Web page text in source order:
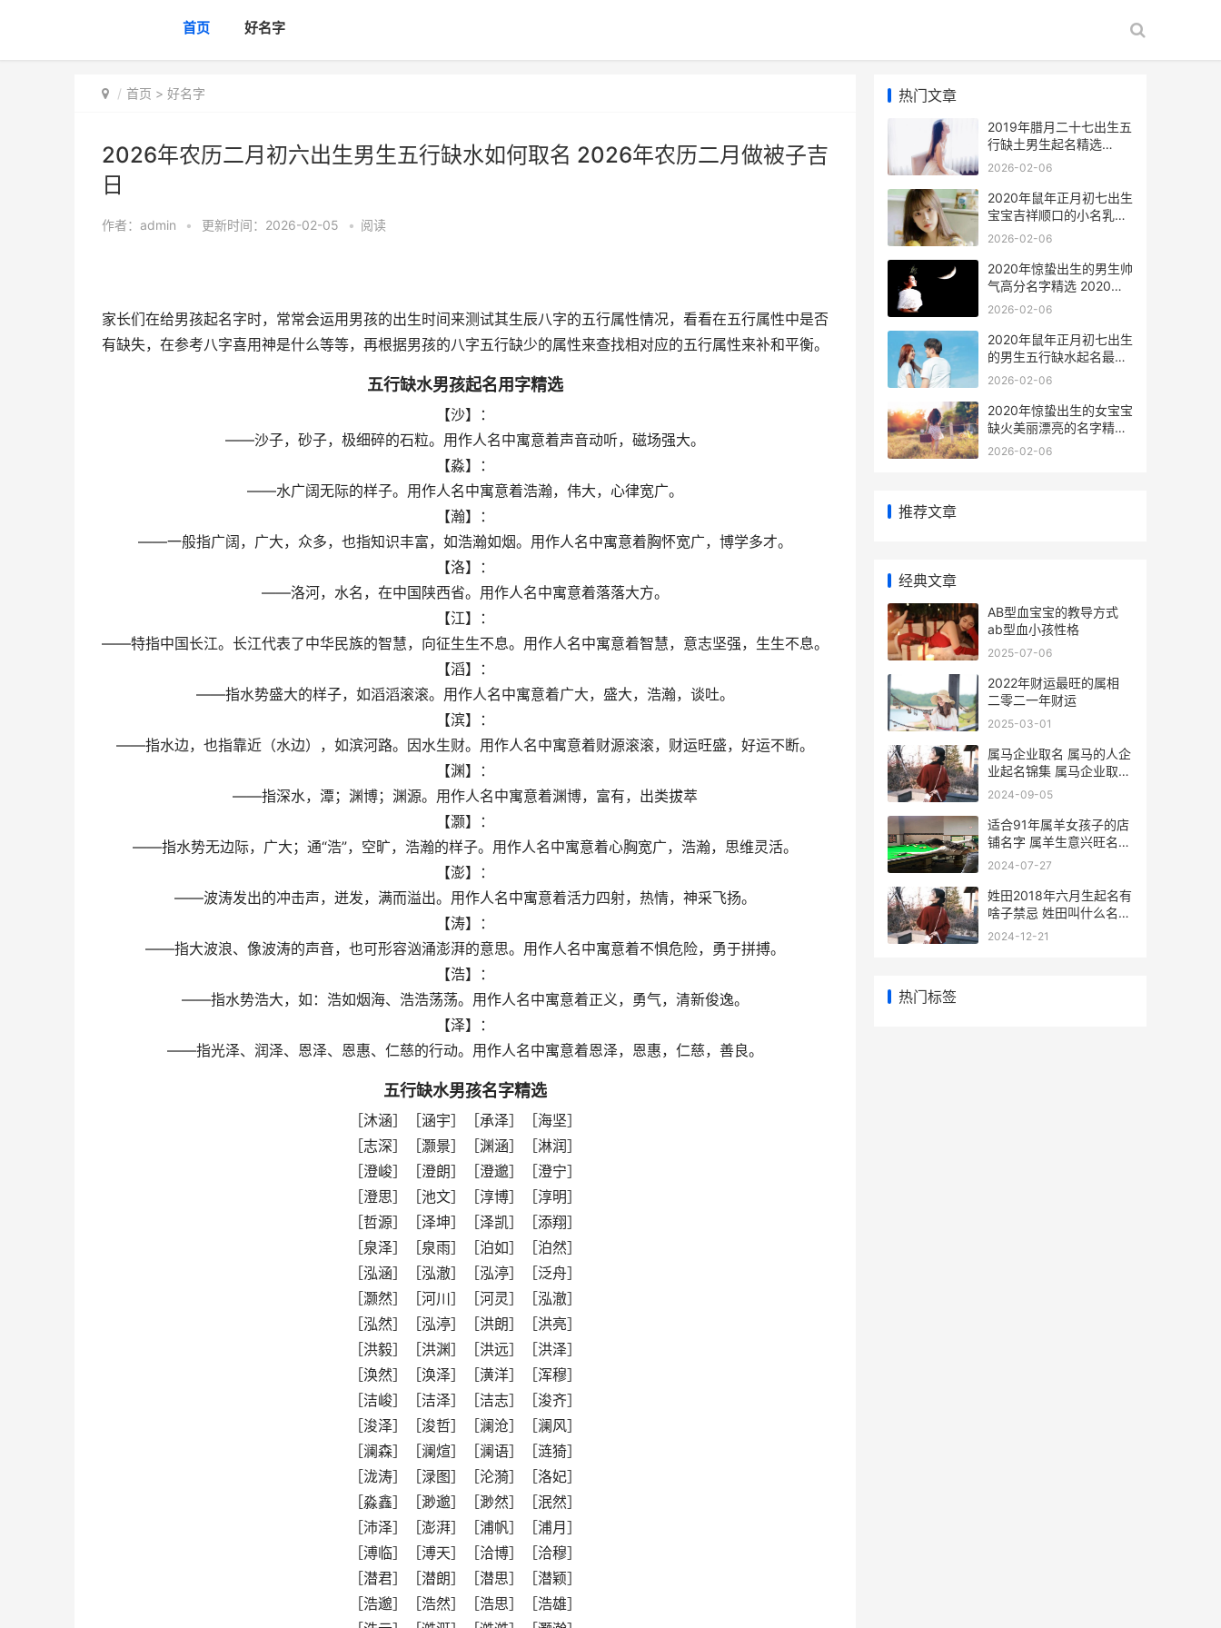
首页 好名字
首页 > 好名字
2026年农历二月初六出生男生五行缺水如何取名 2026年农历二月做被子吉
日
作者： admin • 更新时间：2026-02-05 • 阅读
家长们在给男孩起名字时，常常会运用男孩的出生时间来测试其生辰八字的五行属性情况，看看在五行属性中是否
有缺失，在参考八字喜用神是什么等等，再根据男孩的八字五行缺少的属性来查找相对应的五行属性来补和平衡。
五行缺水男孩起名用字精选
【沙】：
——沙子，砂子，极细碎的石粒。用作人名中寓意着声音动听，磁场强大。
【淼】：
——水广阔无际的样子。用作人名中寓意着浩瀚，伟大，心律宽广。
【瀚】：
——一般指广阔，广大，众多，也指知识丰富，如浩瀚如烟。用作人名中寓意着胸怀宽广，博学多才。
【洛】：
——洛河，水名，在中国陕西省。用作人名中寓意着落落大方。
【江】：
——特指中国长江。长江代表了中华民族的智慧，向征生生不息。用作人名中寓意着智慧，意志坚强，生生不息。
【滔】：
——指水势盛大的样子，如滔滔滚滚。用作人名中寓意着广大，盛大，浩瀚，谈吐。
【滨】：
——指水边，也指靠近（水边），如滨河路。因水生财。用作人名中寓意着财源滚滚，财运旺盛，好运不断。
【渊】：
——指深水，潭；渊博；渊源。用作人名中寓意着渊博，富有，出类拔萃
【灏】：
——指水势无边际，广大；通“浩”，空旷，浩瀚的样子。用作人名中寓意着心胸宽广，浩瀚，思维灵活。
【澎】：
——波涛发出的冲击声，迸发，满而溢出。用作人名中寓意着活力四射，热情，神采飞扬。
【涛】：
——指大波浪、像波涛的声音，也可形容汹涌澎湃的意思。用作人名中寓意着不惧危险，勇于拼搏。
【浩】：
——指水势浩大，如：浩如烟海、浩浩荡荡。用作人名中寓意着正义，勇气，清新俊逸。
【泽】：
——指光泽、润泽、恩泽、恩惠、仁慈的行动。用作人名中寓意着恩泽，恩惠，仁慈，善良。
五行缺水男孩名字精选
［沐涵］［涵宇］［承泽］［海坚］
［志深］［灏景］［渊涵］［淋润］
［澄峻］［澄朗］［澄邈］［澄宁］
［澄思］［池文］［淳博］［淳明］
［哲源］［泽坤］［泽凯］［添翔］
［泉泽］［泉雨］［泊如］［泊然］
［泓涵］［泓澈］［泓渟］［泛舟］
［灏然］［河川］［河灵］［泓澈］
［泓然］［泓渟］［洪朗］［洪亮］
［洪毅］［洪渊］［洪远］［洪泽］
［涣然］［涣泽］［潢洋］［浑穆］
［洁峻］［洁泽］［洁志］［浚齐］
［浚泽］［浚哲］［澜沧］［澜风］
［澜森］［澜煊］［澜语］［涟猗］
［泷涛］［渌图］［沦漪］［洛妃］
［淼鑫］［渺邈］［渺然］［泯然］
［沛泽］［澎湃］［浦帆］［浦月］
［溥临］［溥天］［洽博］［洽穆］
［潜君］［潜朗］［潜思］［潜颖］
［浩邈］［浩然］［浩思］［浩雄］
热门文章
2019年腊月二十七出生五
行缺土男生起名精选
2026年农历二月二十八是
2026-02-06
2020年鼠年正月初七出生
宝宝吉祥顺口的小名乳名
锦集 2020鼠年正月出生
2026-02-06
2020年惊蛰出生的男生帅
气高分名字精选 2020年
惊蛰出生的鼠宝宝好不好
2026-02-06
2020年鼠年正月初七出生
的男生五行缺水起名最好
听的名字 2020年正月出
2026-02-06
2020年惊蛰出生的女宝宝
缺火美丽漂亮的名字精选
2020年惊蛰是哪天
2026-02-06
推荐文章
经典文章
AB型血宝宝的教导方式
ab型血小孩性格
2025-07-06
2022年财运最旺的属相
二零二一年财运
2025-03-01
属马企业取名 属马的人企
业起名锦集 属马企业取名
怎么取
2024-09-05
适合91年属羊女孩子的店
铺名字 属羊生意兴旺名字
适合91年属羊女戴的饰品
2024-07-27
姓田2018年六月生起名有
啥子禁忌 姓田叫什么名字
好听啊
2024-12-21
热门标签